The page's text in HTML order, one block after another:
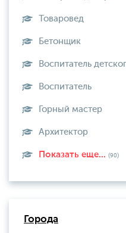
Товаровед
Бетонщик
Воспитатель
Воспитатель
Горный мастер
Архитектор
Показать еще... (90)
Города